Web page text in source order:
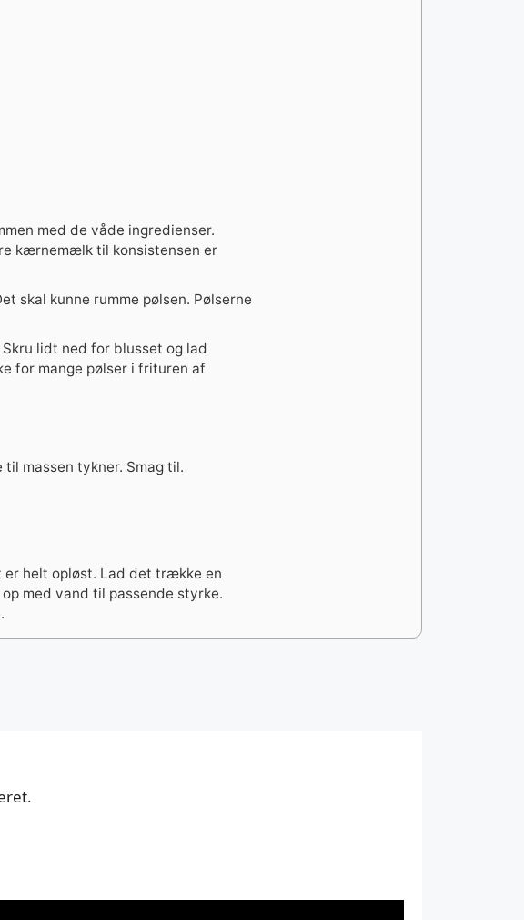
med de våde ingredienser.
kærnemælk til konsistensen er
skal kunne rumme pølsen. Pølserne
lidt ned for blusset og lad
for mange pølser i frituren af
massen tykner. Smag til.
er helt opløst. Lad det trække en
med vand til passende styrke.